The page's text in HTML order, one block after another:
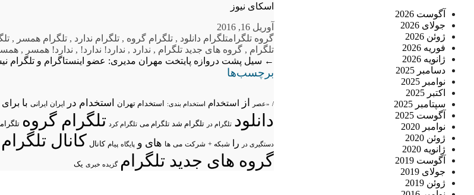
آگوست 2026
جولای 2026
ژوئن 2026
فوریه 2026
ژانویه 2026
دسامبر 2025
نوامبر 2025
اکتبر 2025
سپتامبر 2025
آگوست 2025
نوامبر 2020
ژوئن 2020
ژانویه 2020
آگوست 2019
جولای 2019
ژوئن 2019
اسکای نیوز
آوریل 16, 2016
گروه تلگرامتلگرام دانلود , تلگرام گروه , تلگرام ندارد , تلگرام همسر ,
تلگرام , گروه های جدید تلگرام , ندارد , ندارد! ندارد! , ندارد! همسر ,
← سیل پشت دروازه پایتخت مهران مدیری: عضو اینستاگرام و تلگرام
برچسب‌ها
/ «عصر از استخدام استخدام بندی: استخدام تهران استخدام در ایران ایرانی با برای
دانلود تلگرام در تلگرام شد تلگرام می تلگرام کرد تلگرام گروه
دستگیری در را شبکه + شرکت می ها های و پایگاه پیام کانال کانال تلگرام
گروه های جدید تلگرام گزیده خبری یک